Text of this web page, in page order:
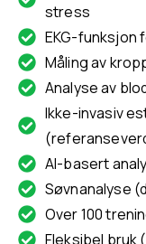
stress
EKG-funksjon
Måling av
Analyse av
Ikke-invasiv
AI-basert
Søvnanalyse
Over 100
Fleksibel bruk